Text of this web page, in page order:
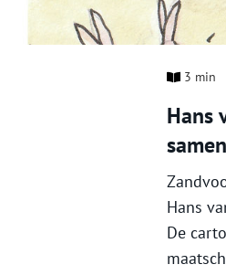
3 min
Hans
Hans
De